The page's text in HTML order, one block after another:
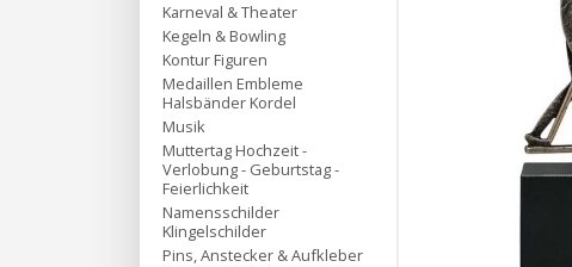
Karneval & Theater
Kegeln & Bowling
Kontur Figuren
Medaillen Embleme
Halsbänder Kordel
Musik
Muttertag Hochzeit -
Verlobung - Geburtstag -
Feierlichkeit
Namensschilder
Klingelschilder
Pins, Anstecker & Aufkleber